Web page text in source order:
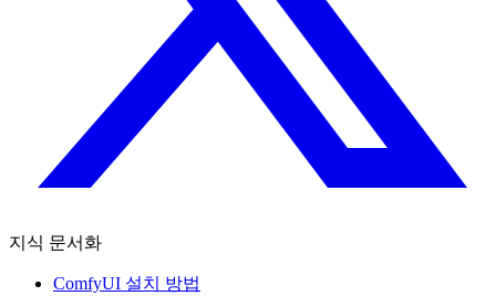
지식 문서화
ComfyUI 설치 방법